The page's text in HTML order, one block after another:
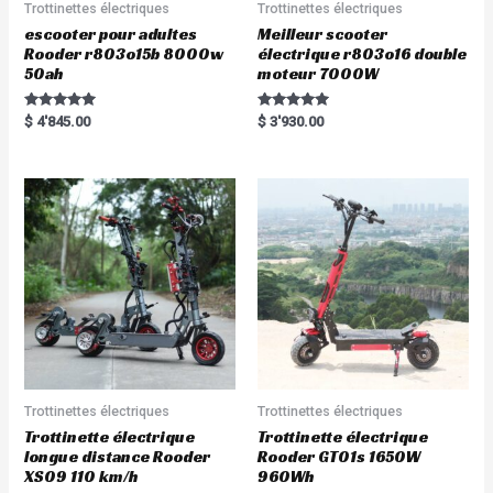
Trottinettes électriques
escooter pour adultes
Rooder r803o15b 8000w
50ah
Rated
5.00
$ 4'845.00
Trottinettes électriques
Meilleur scooter
électrique r803o16 double
moteur 7000W
Rated
5.00
$ 3'930.00
Trottinettes électriques
Trottinette électrique
longue distance Rooder
XS09 110 km/h
Trottinettes électriques
Trottinette électrique
Rooder GT01s 1650W
960Wh